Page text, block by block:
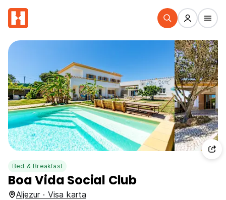
Bed & Breakfast
Boa Vida Social Club
Aljezur · Visa karta